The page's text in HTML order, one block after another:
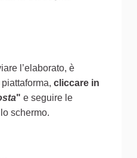
l’elaborato, è
cliccare in
" e seguire le
schermo.